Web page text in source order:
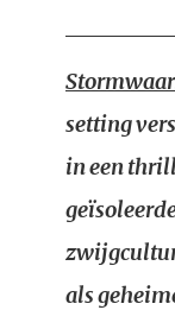
setting
in een
als